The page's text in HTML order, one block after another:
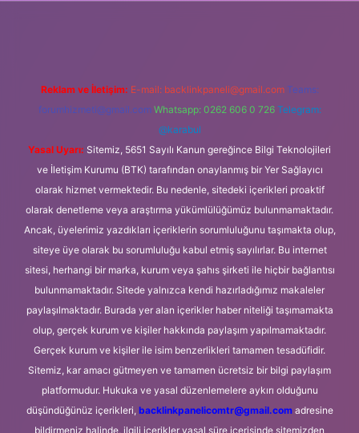
Reklam ve İletişim: E-mail: backlinkpaneli@gmail.com Teams:
forumhizmeti@gmail.com Whatsapp: 0262 606 0 726 Telegram:
@karabul
Yasal Uyarı: Sitemiz, 5651 Sayılı Kanun gereğince Bilgi Teknolojileri
ve İletişim Kurumu (BTK) tarafından onaylanmış bir Yer Sağlayıcı
olarak hizmet vermektedir. Bu nedenle, sitedeki içerikleri proaktif
olarak denetleme veya araştırma yükümlülüğümüz bulunmamaktadır.
Ancak, üyelerimiz yazdıkları içeriklerin sorumluluğunu taşımakta olup,
siteye üye olarak bu sorumluluğu kabul etmiş sayılırlar. Bu internet
sitesi, herhangi bir marka, kurum veya şahıs şirketi ile hiçbir bağlantısı
bulunmamaktadır. Sitede yalnızca kendi hazırladığımız makaleler
paylaşılmaktadır. Burada yer alan içerikler haber niteliği taşımamakta
olup, gerçek kurum ve kişiler hakkında paylaşım yapılmamaktadır.
Gerçek kurum ve kişiler ile isim benzerlikleri tamamen tesadüfidir.
Sitemiz, kar amacı gütmeyen ve tamamen ücretsiz bir bilgi paylaşım
platformudur. Hukuka ve yasal düzenlemelere aykırı olduğunu
düşündüğünüz içerikleri, backlinkpanelicomtr@gmail.comadresine
bildirmeniz halinde, ilgili içerikler yasal süre içerisinde sitemizden